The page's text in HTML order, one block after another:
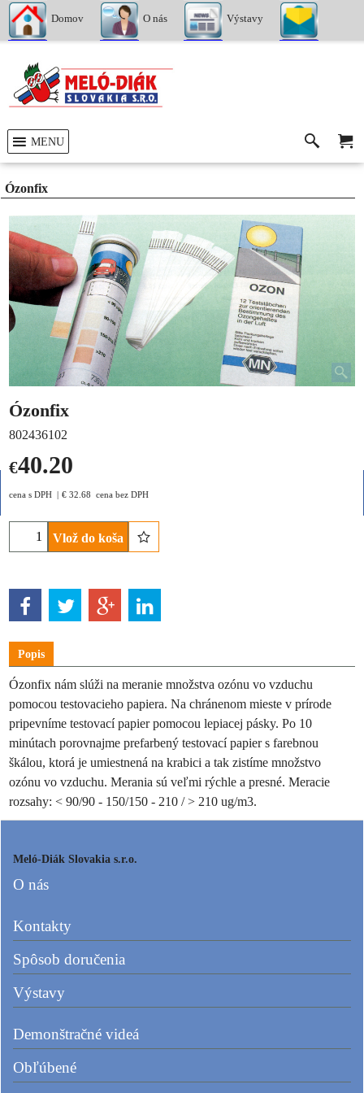
Domov O nás Výstavy
MENU
Ózonfix
Ózonfix
802436102
€40.20
cena s DPH € 32.68 cena bez DPH
Vlož do koša
Popis
Ózonfix nám slúži na meranie množstva ozónu vo vzduchu
pomocou testovacieho papiera. Na chránenom mieste v prírode
pripevníme testovací papier pomocou lepiacej pásky. Po 10
minútach porovnajme prefarbený testovací papier s farebnou
škálou, ktorá je umiestnená na krabici a tak zistíme množstvo
ozónu vo vzduchu. Merania sú veľmi rýchle a presné. Meracie
rozsahy: < 90/90 - 150/150 - 210 / > 210 ug/m3.
Meló-Diák Slovakia s.r.o.
O nás
Kontakty
Spôsob doručenia
Výstavy
Demonštračné videá
Obľúbené